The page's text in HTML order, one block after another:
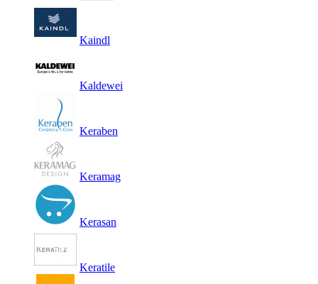
Kaindl
Kaldewei
Keraben
Keramag
Kerasan
Keratile